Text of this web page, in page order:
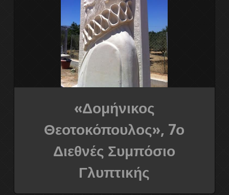
«Δομήνικος
Θεοτοκόπουλος», 7ο
Διεθνές Συμπόσιο
Γλυπτικής